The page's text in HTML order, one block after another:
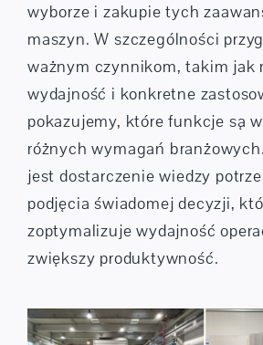
wyborze i zakupie tych
maszyn. W szczególności
ważnym czynnikom, takim jak
wydajność i konkretne
pokazujemy, które funkcje są
różnych wymagań
jest dostarczenie wiedzy
podjęcia świadomej decyzji,
zoptymalizuje wydajność
zwiększy produktywność.